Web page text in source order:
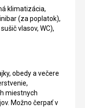
klimatizácia,
(za poplatok),
vlasov, WC),
obedy a večere
miestnych
Možno čerpať v